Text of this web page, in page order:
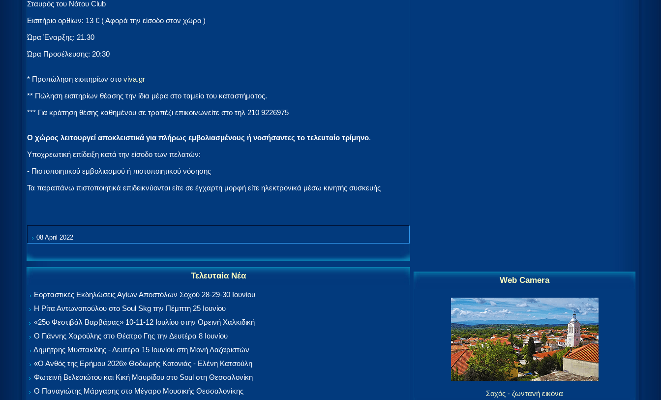
Σταυρός του Νότου Club
Εισιτήριο ορθίων: 13 € ( Αφορά την είσοδο στον χώρο )
Ώρα Έναρξης: 21.30
Ώρα Προσέλευσης: 20:30
* Προπώληση εισιτηρίων στο viva.gr
** Πώληση εισιτηρίων θέασης την ίδια μέρα στο ταμείο του καταστήματος.
*** Για κράτηση θέσης καθημένου σε τραπέζι επικοινωνείτε στο τηλ 210 9226975
Ο χώρος λειτουργεί αποκλειστικά για πλήρως εμβολιασμένους ή νοσήσαντες το τελευταίο τρίμηνο.
Υποχρεωτική επίδειξη κατά την είσοδο των πελατών:
- Πιστοποιητικού εμβολιασμού ή πιστοποιητικού νόσησης
Τα παραπάνω πιστοποιητικά επιδεικνύονται είτε σε έγχαρτη μορφή είτε ηλεκτρονικά μέσω κινητής συσκευής
08 April 2022
Τελευταία Νέα
Εορταστικές Εκδηλώσεις Αγίων Αποστόλων Σοχού 28-29-30 Ιουνίου
Η Ρίτα Αντωνοπούλου στο Soul Skg την Πέμπτη 25 Ιουνίου
«25ο Φεστιβάλ Βαρβάρας» 10-11-12 Ιουλίου στην Ορεινή Χαλκιδική
Ο Γιάννης Χαρούλης στο Θέατρο Γης την Δευτέρα 8 Ιουνίου
Δημήτρης Μυστακίδης - Δευτέρα 15 Ιουνίου στη Μονή Λαζαριστών
«Ο Ανθός της Ερήμου 2026» Θοδωρής Κοτονιάς - Ελένη Κατσούλη
Φωτεινή Βελεσιώτου και Κική Μαυρίδου στο Soul στη Θεσσαλονίκη
Ο Παναγιώτης Μάργαρης στο Μέγαρο Μουσικής Θεσσαλονίκης
Web Camera
Σοχός - ζωντανή εικόνα